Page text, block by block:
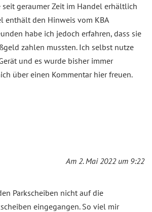
seit geraumer Zeit im Handel erhältlich
enthält den Hinweis vom KBA
habe ich jedoch erfahren, dass sie
zahlen mussten. Ich selbst nutze
und es wurde bisher immer
über einen Kommentar hier freuen.
Am 2. Mai 2022 um 9:22
Parkscheiben nicht auf die
eingegangen. So viel mir